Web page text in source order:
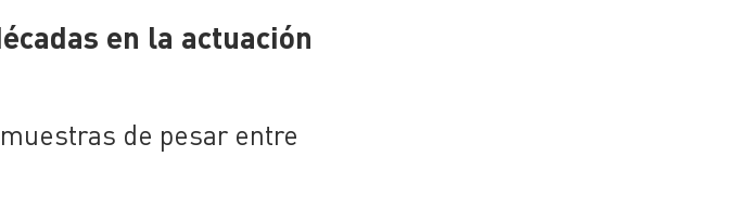
en la actuación
de pesar entre